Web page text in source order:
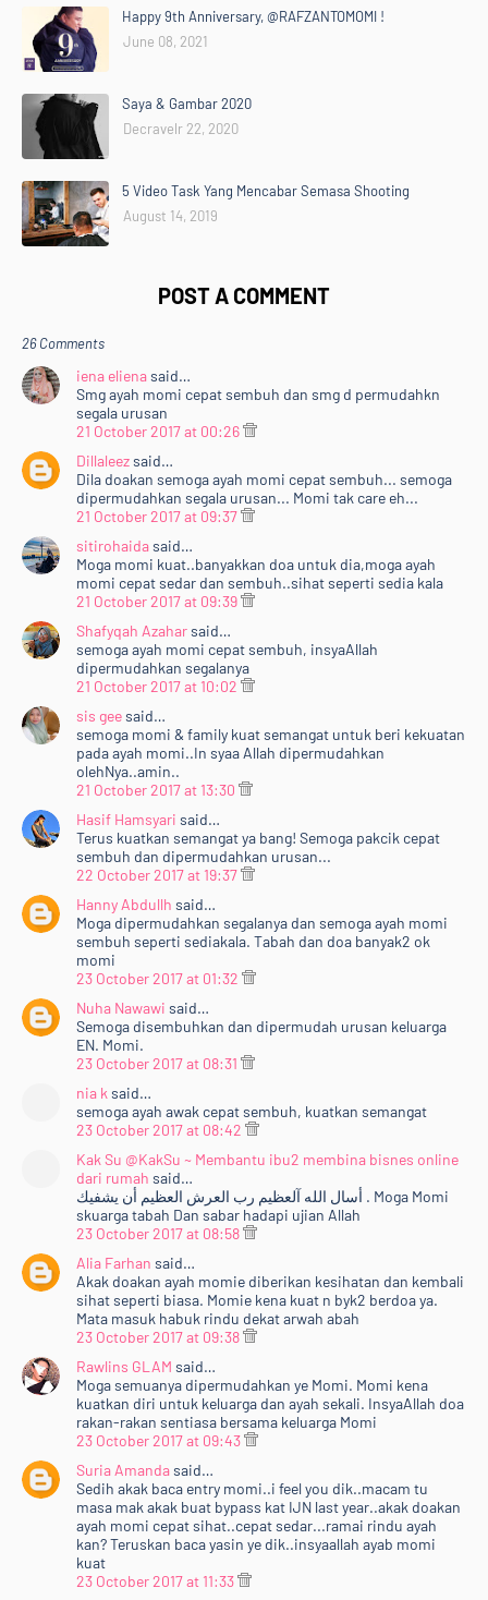
Happy 9th Anniversary, @RAFZANTOMOMI !
June 08, 2021
Saya & Gambar 2020
Decravelr 22, 2020
5 Video Task Yang Mencabar Semasa Shooting
August 14, 2019
POST A COMMENT
26 Comments
iena elienasaid…
Smg ayah momi cepat sembuh dan smg d permudahkn
segala urusan
21 October 2017 at 00:26
Dillaleezsaid…
Dila doakan semoga ayah momi cepat sembuh... semoga
dipermudahkan segala urusan... Momi tak care eh...
21 October 2017 at 09:37
sitirohaidasaid…
Moga momi kuat..banyakkan doa untuk dia,moga ayah
momi cepat sedar dan sembuh..sihat seperti sedia kala
21 October 2017 at 09:39
Shafyqah Azaharsaid…
semoga ayah momi cepat sembuh, insyaAllah
dipermudahkan segalanya
21 October 2017 at 10:02
sis geesaid…
semoga momi & family kuat semangat untuk beri kekuatan
pada ayah momi..In syaa Allah dipermudahkan
olehNya..amin..
21 October 2017 at 13:30
Hasif Hamsyari said…
Terus kuatkan semangat ya bang! Semoga pakcik cepat
sembuh dan dipermudahkan urusan...
22 October 2017 at 19:37
Hanny Abdullh said…
Moga dipermudahkan segalanya dan semoga ayah momi
sembuh seperti sediakala. Tabah dan doa banyak2 ok
momi
23 October 2017 at 01:32
Nuha Nawawi said…
Semoga disembuhkan dan dipermudah urusan keluarga
EN. Momi.
23 October 2017 at 08:31
nia k said…
semoga ayah awak cepat sembuh, kuatkan semangat
23 October 2017 at 08:42
Kak Su @KakSu ~ Membantu ibu2 membina bisnes online
dari rumah said…
أسال الله آلعظيم رب العرش العظيم أن يشفيك . Moga Momi
skuarga tabah Dan sabar hadapi ujian Allah
23 October 2017 at 08:58
Alia Farhan said…
Akak doakan ayah momie diberikan kesihatan dan kembali
sihat seperti biasa. Momie kena kuat n byk2 berdoa ya.
Mata masuk habuk rindu dekat arwah abah
23 October 2017 at 09:38
Rawlins GLAM said…
Moga semuanya dipermudahkan ye Momi. Momi kena
kuatkan diri untuk keluarga dan ayah sekali. InsyaAllah doa
rakan-rakan sentiasa bersama keluarga Momi
23 October 2017 at 09:43
Suria Amandasaid…
Sedih akak baca entry momi..i feel you dik..macam tu
masa mak akak buat bypass kat IJN last year..akak doakan
ayah momi cepat sihat..cepat sedar...ramai rindu ayah
kan? Teruskan baca yasin ye dik..insyaallah ayab momi
kuat
23 October 2017 at 11:33